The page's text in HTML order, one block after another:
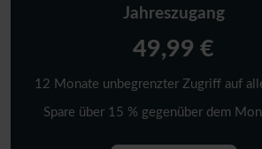
Jahreszugang
49,99 €
12 Monate unbegrenzter Zugriff auf
Spare über 15 % gegenüber dem